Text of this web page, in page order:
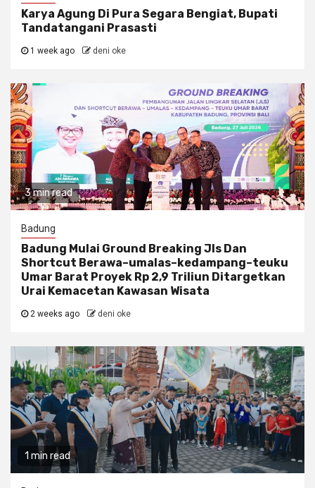
Karya Agung Di Pura Segara Bengiat, Bupati
Tandatangani Prasasti
1 week ago deni oke
3 min read
Badung
Badung Mulai Ground Breaking Jls Dan
Shortcut Berawa–umalas–kedampang–teuku
Umar Barat Proyek Rp 2,9 Triliun Ditargetkan
Urai Kemacetan Kawasan Wisata
2 weeks ago deni oke
1 min read